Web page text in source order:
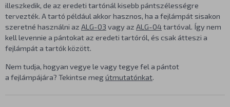
illeszkedik, de az eredeti tartónál kisebb pántszélességre
tervezték. A tartó például akkor hasznos, ha a fejlámpát sisakon
szeretné használni az ALG-03 vagy az ALG-04tartóval. Így nem
kell levennie a pántokat az eredeti tartóról, és csak átteszi a
fejlámpát a tartók között.
Nem tudja, hogyan vegye le vagy tegye fel a pántot
a fejlámpájára? Tekintse megútmutatónkat.